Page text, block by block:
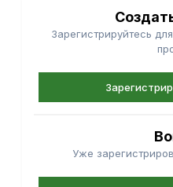
Зарегистрируйтесь
Уже